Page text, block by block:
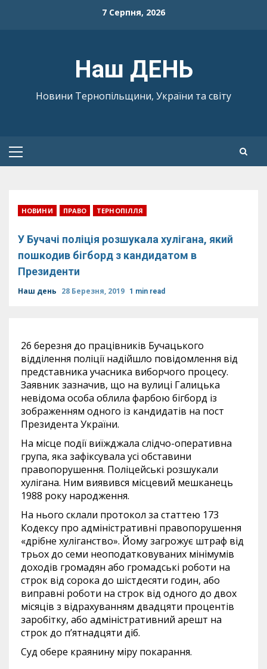
7 Серпня, 2026
Наш ДЕНЬ
Новини Тернопільщини, України та світу
Primary
НОВИНИ ПРАВО ТЕРНОПІЛЛЯ
У Бучачі поліція розшукала хулігана, який
пошкодив бігборд з кандидатом в
Президенти
Наш день 28 Березня, 2019 1 min read
26 березня до працівників Бучацького
відділення поліції надійшло повідомлення від
представника учасника виборчого процесу.
Заявник зазначив, що на вулиці Галицька
невідома особа облила фарбою бігборд із
зображенням одного із кандидатів на пост
Президента України.
На місце події виїжджала слідчо-оперативна
група, яка зафіксувала усі обставини
правопорушення. Поліцейські розшукали
хулігана. Ним виявився місцевий мешканець
1988 року народження.
На нього склали протокол за статтею 173
Кодексу про адміністративні правопорушення
«дрібне хуліганство». Йому загрожує штраф від
трьох до семи неоподатковуваних мінімумів
доходів громадян або громадські роботи на
строк від сорока до шістдесяти годин, або
виправні роботи на строк від одного до двох
місяців з відрахуванням двадцяти процентів
заробітку, або адміністративний арешт на
строк до п’ятнадцяти діб.
Суд обере краянину міру покарання.